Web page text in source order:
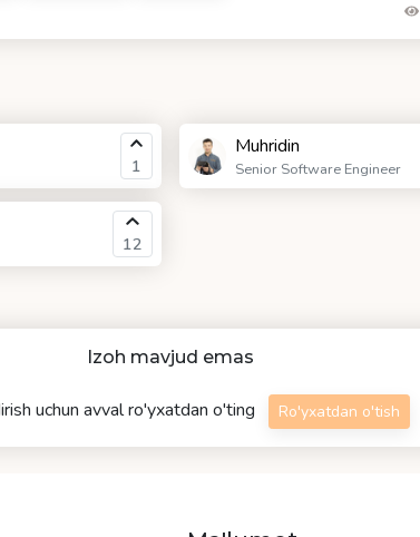
1
Muhridin
Senior Software Engineer
12
Izoh mavjud emas
uchun avval ro'yxatdan o'ting Ro'yxatdan o'tish